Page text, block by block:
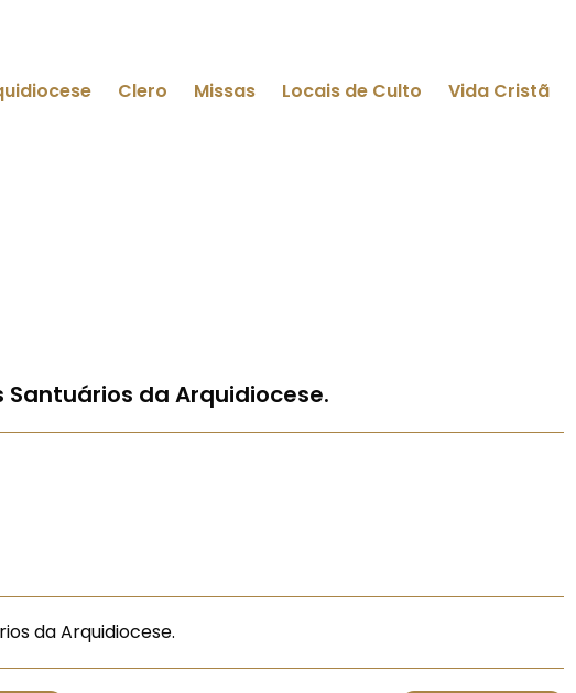
Clero Missas Locais de Culto Vida Cristã
Santuários da Arquidiocese.
da Arquidiocese.